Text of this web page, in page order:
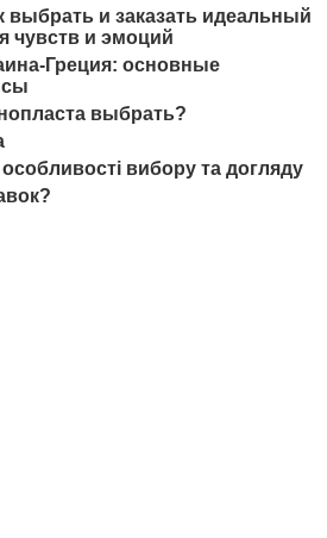
выбрать и заказать идеальный
чувств и эмоций
Греция: основные
выбрать?
вибору та догляду